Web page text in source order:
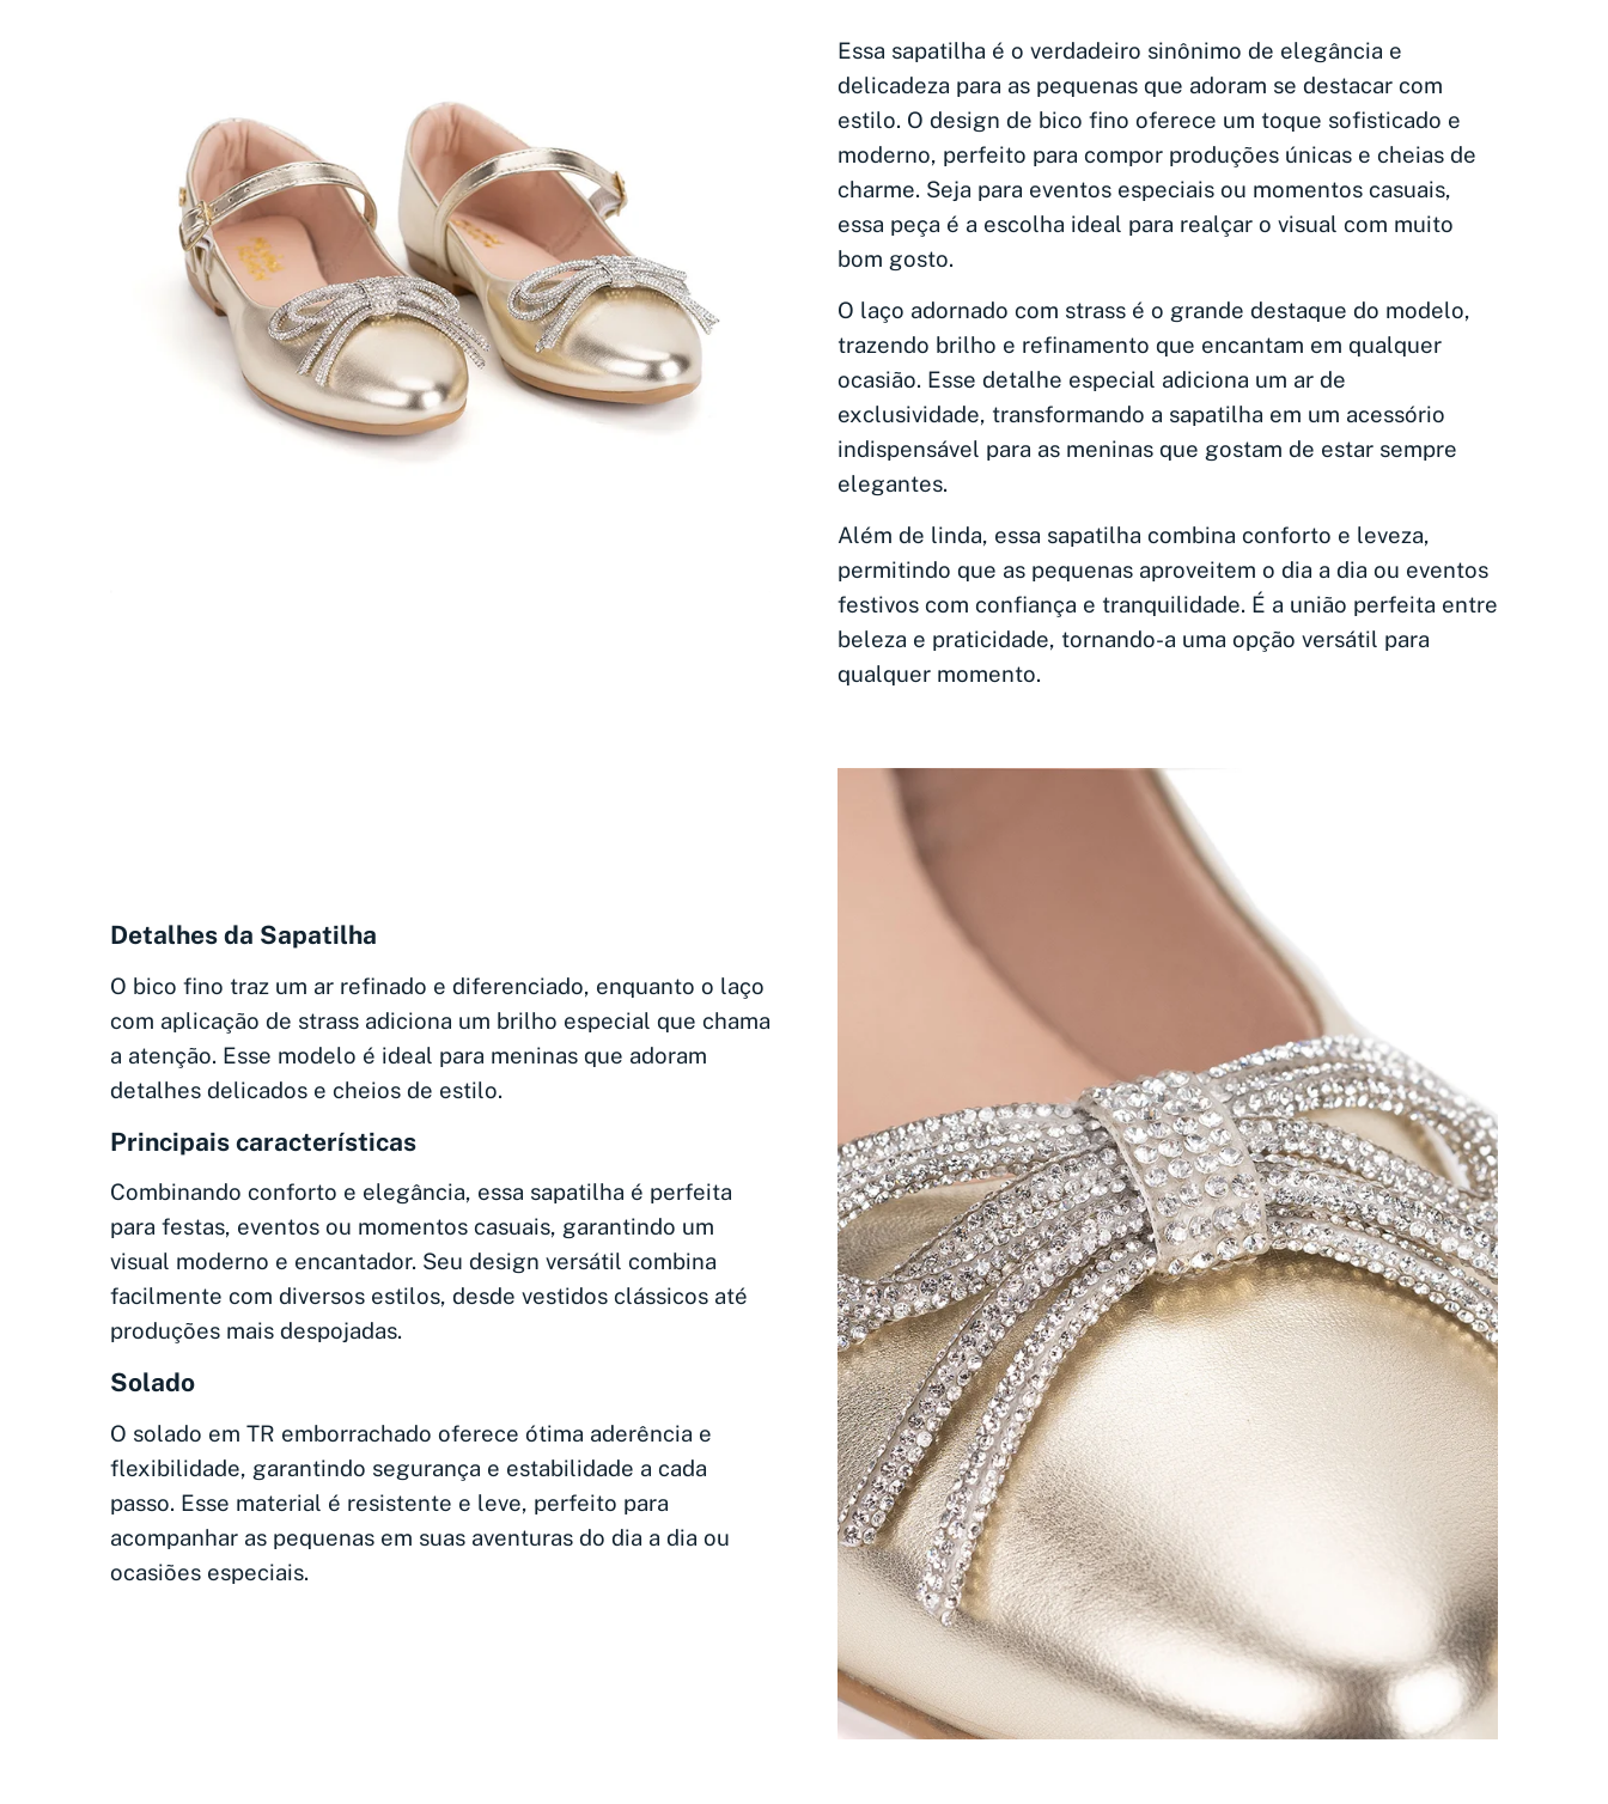
Essa sapatilha é o verdadeiro sinônimo de elegância e
delicadeza para as pequenas que adoram se destacar com
estilo. O design de bico fino oferece um toque sofisticado e
moderno, perfeito para compor produções únicas e cheias de
charme. Seja para eventos especiais ou momentos casuais,
essa peça é a escolha ideal para realçar o visual com muito
bom gosto.
O laço adornado com strass é o grande destaque do modelo,
trazendo brilho e refinamento que encantam em qualquer
ocasião. Esse detalhe especial adiciona um ar de
exclusividade, transformando a sapatilha em um acessório
indispensável para as meninas que gostam de estar sempre
elegantes.
Além de linda, essa sapatilha combina conforto e leveza,
permitindo que as pequenas aproveitem o dia a dia ou eventos
festivos com confiança e tranquilidade. É a união perfeita entre
beleza e praticidade, tornando-a uma opção versátil para
qualquer momento.
Detalhes da Sapatilha
O bico fino traz um ar refinado e diferenciado, enquanto o laço
com aplicação de strass adiciona um brilho especial que chama
a atenção. Esse modelo é ideal para meninas que adoram
detalhes delicados e cheios de estilo.
Principais características
Combinando conforto e elegância, essa sapatilha é perfeita
para festas, eventos ou momentos casuais, garantindo um
visual moderno e encantador. Seu design versátil combina
facilmente com diversos estilos, desde vestidos clássicos até
produções mais despojadas.
Solado
O solado em TR emborrachado oferece ótima aderência e
flexibilidade, garantindo segurança e estabilidade a cada
passo. Esse material é resistente e leve, perfeito para
acompanhar as pequenas em suas aventuras do dia a dia ou
ocasiões especiais.